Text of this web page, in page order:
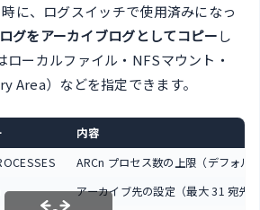
に、ログスイッチで使用済みになっ
グをアーカイブログとしてコピーし
ローカルファイル・NFSマウント・
Area）などを指定できます。
内容
ARCn プロセス数の上限（デフォル
アーカイブ先の設定（最大 31 宛先